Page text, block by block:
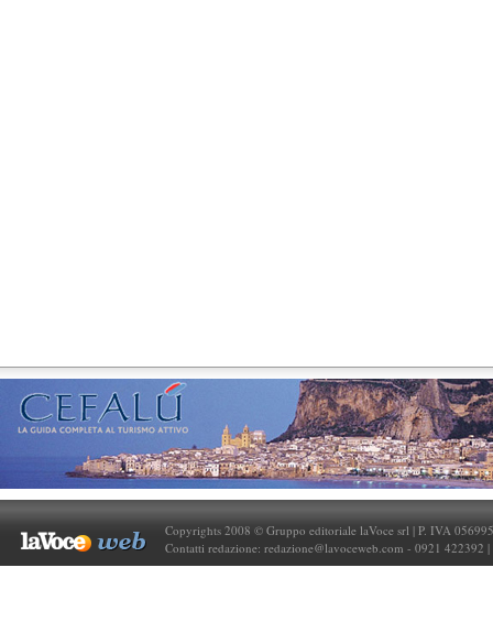
Copyrights 2008 © Gruppo editoriale laVoce srl | P. IVA
Contatti redazione: redazione@lavoceweb.com - 0921 422392 |